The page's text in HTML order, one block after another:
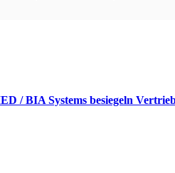
/ BIA Systems besiegeln